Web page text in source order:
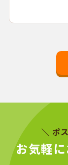
＼ ポ
お気軽